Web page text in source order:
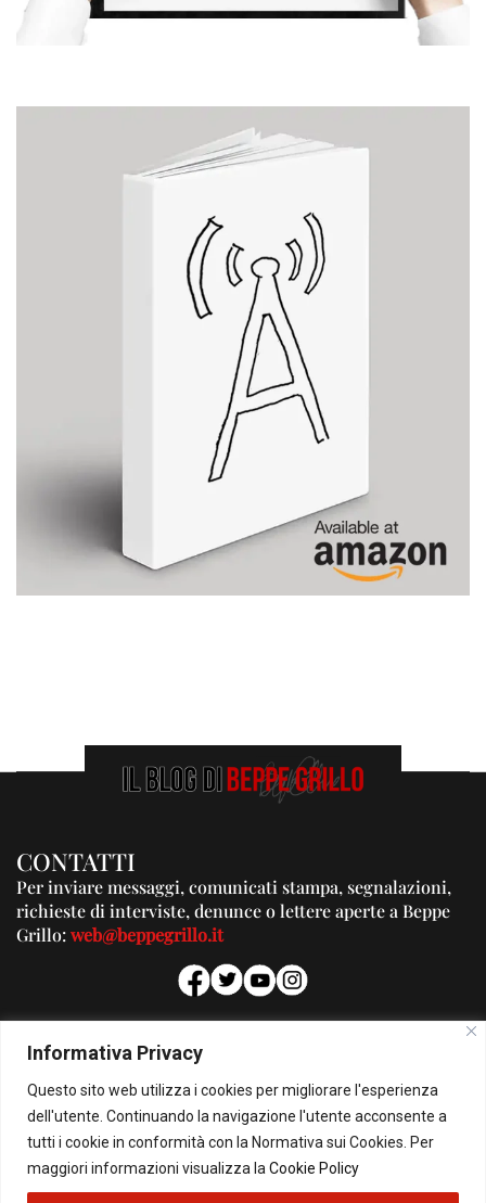
Informativa Privacy
Questo sito web utilizza i cookies per migliorare l'esperienza
dell'utente. Continuando la navigazione l'utente acconsente a
tutti i cookie in conformità con la Normativa sui Cookies. Per
maggiori informazioni visualizza la Cookie Policy
CONTATTI
Per inviare messaggi, comunicati stampa, segnalazioni,
richieste di interviste, denunce o lettere aperte a Beppe
Grillo:web@beppegrillo.it
PUBBLICITA'
Per la tua pubblicità su questo Blog:
pubblicita@beppegrillo.it
HOMEPAGE COOKIE POLICY PRIVACY POLICY CONTATTI